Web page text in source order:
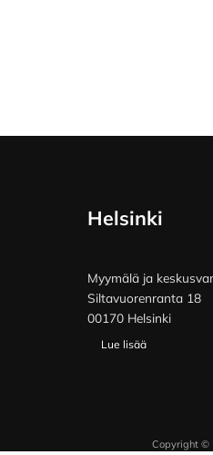
Helsinki
Myymälä ja
Siltavuorenranta 18
00170 Helsinki
Lue lisää
Copyright ©